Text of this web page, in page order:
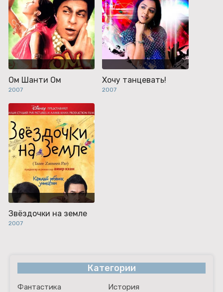
Ом Шанти Ом
2007
Хочу танцевать!
2007
Звёздочки на земле
2007
Категории
Фантастика
История